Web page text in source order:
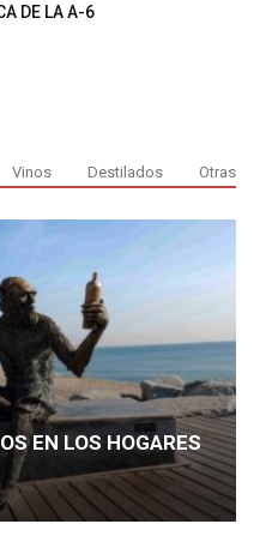
DE LA A-6
Vinos Destilados Otras
EN LOS HOGARES